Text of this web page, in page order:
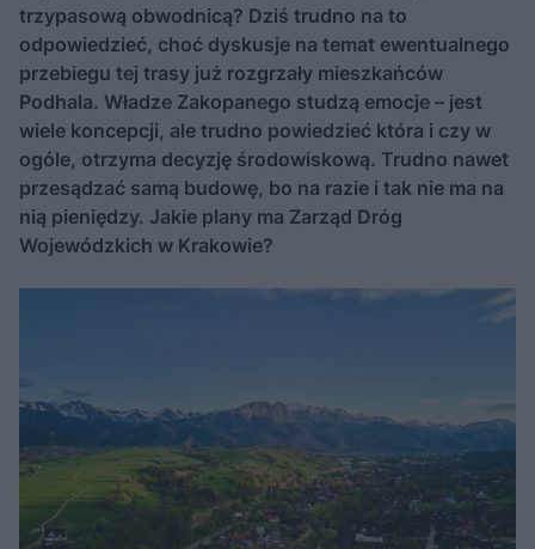
trzypasową obwodnicą? Dziś trudno na to
odpowiedzieć, choć dyskusje na temat ewentualnego
przebiegu tej trasy już rozgrzały mieszkańców
Podhala. Władze Zakopanego studzą emocje – jest
wiele koncepcji, ale trudno powiedzieć która i czy w
ogóle, otrzyma decyzję środowiskową. Trudno nawet
przesądzać samą budowę, bo na razie i tak nie ma na
nią pieniędzy. Jakie plany ma Zarząd Dróg
Wojewódzkich w Krakowie?